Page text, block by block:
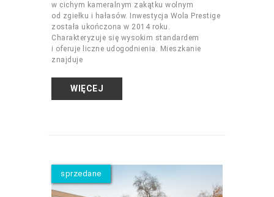
w cichym kameralnym zakątku wolnym
od zgiełku i hałasów. Inwestycja Wola Prestige
została ukończona w 2014 roku.
Charakteryzuje się wysokim standardem
i oferuje liczne udogodnienia. Mieszkanie
znajduje
WIĘCEJ
sprzedane